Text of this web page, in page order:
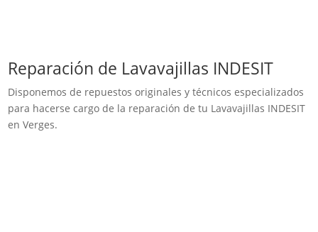
Reparación de Lavavajillas INDESIT
Disponemos de repuestos originales y técnicos especializados
para hacerse cargo de la reparación de tu Lavavajillas INDESIT
en Verges.